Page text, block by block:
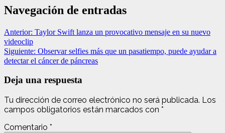
Navegación de entradas
Anterior: Taylor Swift lanza un provocativo mensaje en su nuevo
videoclip
Siguiente: Observar selfies más que un pasatiempo, puede ayudar a
detectar el cáncer de páncreas
Deja una respuesta
Tu dirección de correo electrónico no será publicada. Los
campos obligatorios están marcados con *
Comentario *